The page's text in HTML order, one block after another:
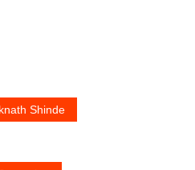
Shinde